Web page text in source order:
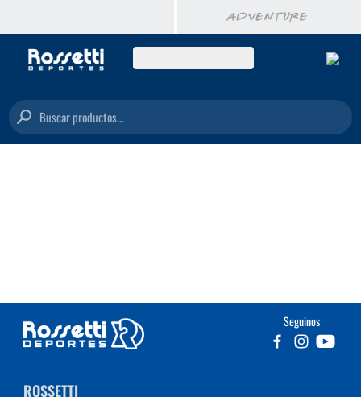
Buscar productos...
Seguinos
ROSSETTI